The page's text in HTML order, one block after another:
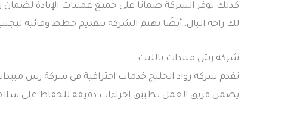
كذلك توفر الشركة ضمانًا على جميع عمليات الإبادة
لك راحة البال، أيضًا تهتم الشركة بتقديم خطط وقائية
شركة رش مبيدات بالليث
تقدم شركة رواد الخليج خدمات احترافية في شركة رش
يضمن فريق العمل تطبيق إجراءات دقيقة للحفاظ على